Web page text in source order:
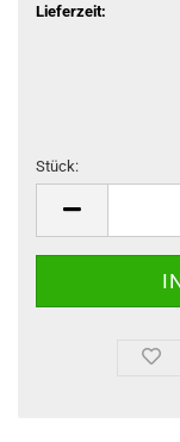
Lieferzeit:
Stück: